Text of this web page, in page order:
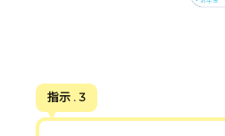
指示 . 3